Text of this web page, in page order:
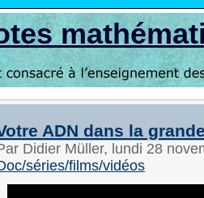
ADN dans la
Didier Müller, lundi 28
séries/films/vidéos